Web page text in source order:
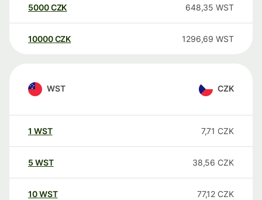
5000CZK 648,35 WST
10000 CZK 1296,69 WST
WST CZK
1 WST 7,71 CZK
5 WST 38,56 CZK
10WST 77,12 CZK